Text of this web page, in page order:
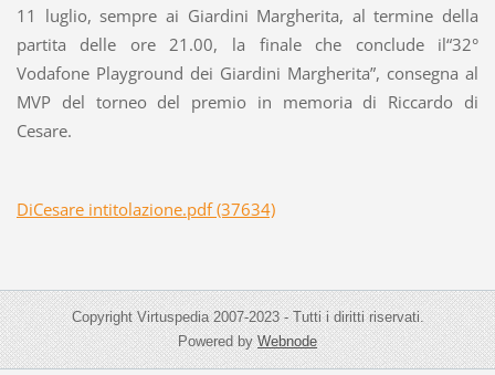
11 luglio, sempre ai Giardini Margherita, al termine della
partita delle ore 21.00, la finale che conclude il“32°
Vodafone Playground dei Giardini Margherita”, consegna al
MVP del torneo del premio in memoria di Riccardo di
Cesare.
DiCesare intitolazione.pdf (37634)
Copyright Virtuspedia 2007-2023 - Tutti i diritti riservati.
Powered byWebnode